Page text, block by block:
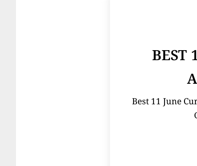
BEST
Best 11 June